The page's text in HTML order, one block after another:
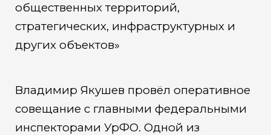
общественных территорий,
стратегических, инфраструктурных и
других объектов»
Владимир Якушев провёл оперативное
совещание с главными федеральными
инспекторами УрФО. Одной из